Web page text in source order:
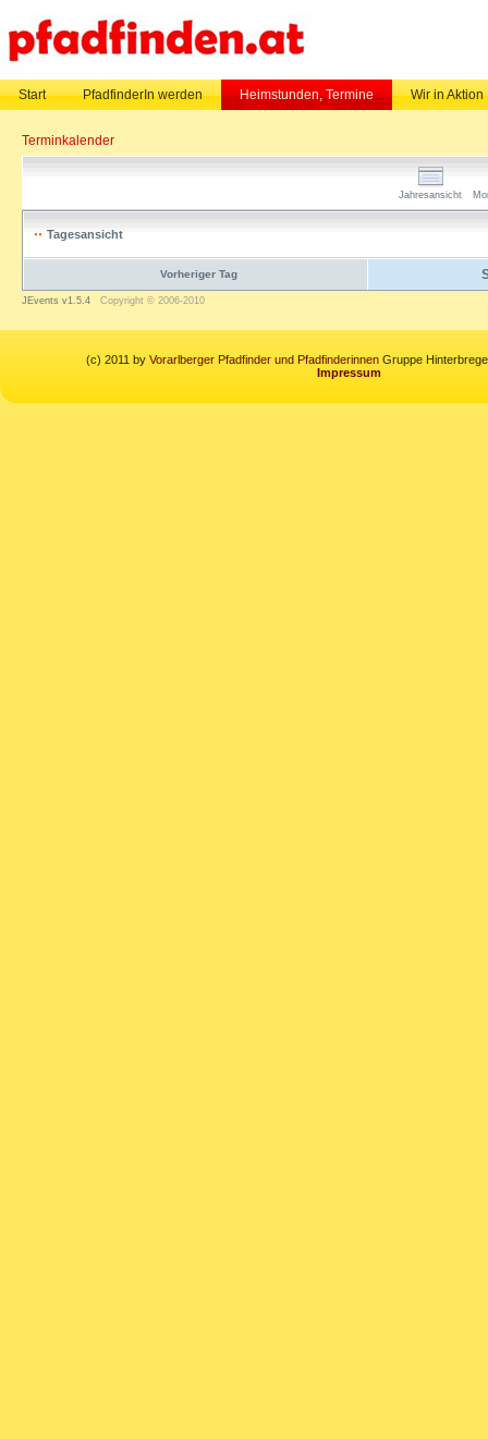
Start PfadfinderIn werden Heimstunden, Termine Wir in Aktion
Terminkalender
Jahresansicht
Tagesansicht
Vorheriger Tag
JEvents v1.5.4 Copyright © 2006-2010
(c) 2011 by Vorarlberger Pfadfinder und PfadfinderinnenGruppe
Impressum